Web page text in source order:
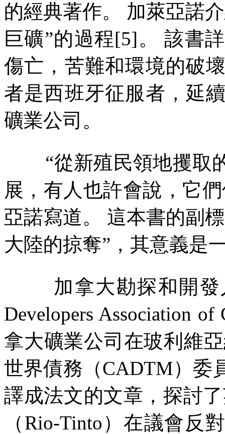
的經典著作。
加萊亞諾
巨礦”的過程[5]。
該書
傷亡，苦難和環境的破
者是西班牙征服者，延
礦業公司。
“從新殖民領地攫取
展，有人也許會說，它
亞諾寫道。
這本書的副
大陸的掠奪”，其意義是
加拿大勘探和開
Developers Association of
拿大礦業公司在玻利維
世界債務（CADTM）委
譯成法文的文章，探討
（ Rio-Tinto ）在議會反